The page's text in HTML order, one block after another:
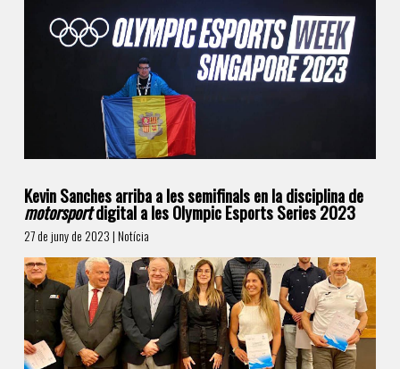
Kevin Sanches arriba a les semifinals en la disciplina de
motorsportdigital a les Olympic Esports Series 2023
27 de juny de 2023 | Notícia